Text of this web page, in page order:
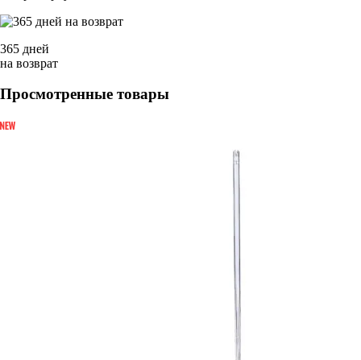
365 дней
на возврат
Просмотренные товары